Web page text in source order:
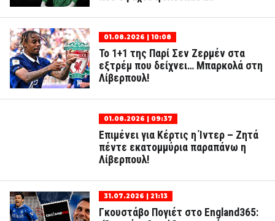
01.08.2026 | 10:08
Το 1+1 της Παρί Σεν Ζερμέν στα
εξτρέμ που δείχνει… Μπαρκολά στη
Λίβερπουλ!
01.08.2026 | 09:37
Επιμένει για Κέρτις η Ίντερ – Ζητά
πέντε εκατομμύρια παραπάνω η
Λίβερπουλ!
31.07.2026 | 21:13
Γκουστάβο Πογιέτ στο England365: